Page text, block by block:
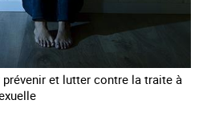
et lutter contre la traite à